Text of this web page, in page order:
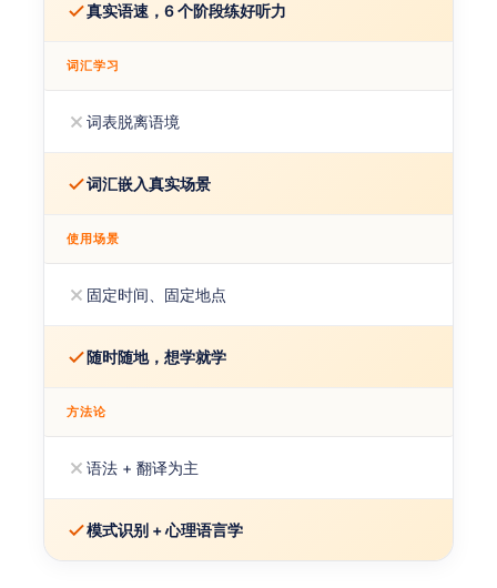
真实语速，6 个阶段练好听力
词汇学习
词表脱离语境
词汇嵌入真实场景
使用场景
固定时间、固定地点
随时随地，想学就学
方法论
语法 + 翻译为主
模式识别 + 心理语言学